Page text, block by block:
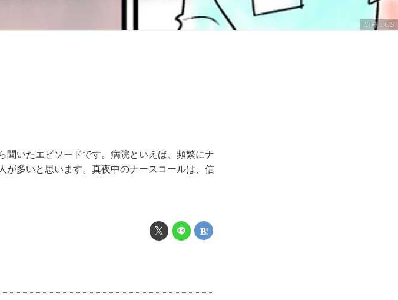
出典：CS
聞いたエピソードです。病院といえば、頻繁にナ
が多いと思います。真夜中のナースコールは、信